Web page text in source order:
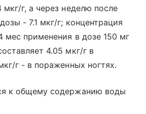
мкг/г, а через неделю после
- 7.1 мкг/г; концентрация
мес применения в дозе 150 мг
4.05 мкг/г в
г - в пораженных ногтях.
к общему содержанию воды